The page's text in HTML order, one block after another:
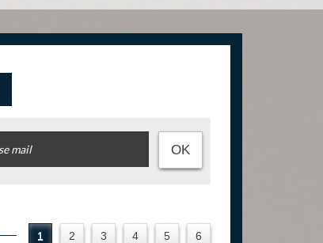
OK
1 2 3 4 5 6